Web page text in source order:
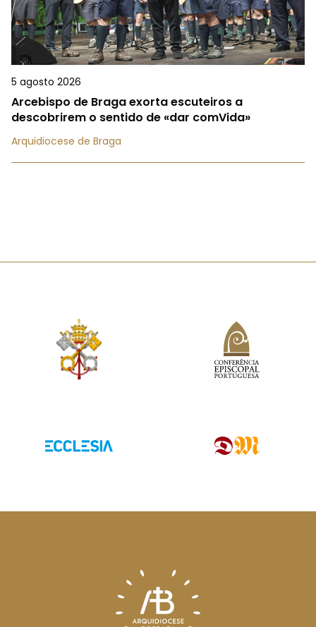
5 agosto 2026
Arcebispo de Braga exorta escuteiros a
descobrirem o sentido de «dar comVida»
Arquidiocese de Braga